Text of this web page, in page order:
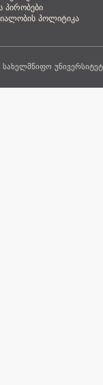
პირობები
პოლიტიკა